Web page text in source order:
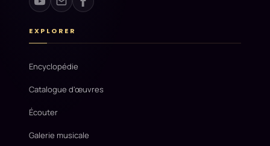
EXPLORER
Encyclopédie
Catalogue d'œuvres
Écouter
Galerie musicale